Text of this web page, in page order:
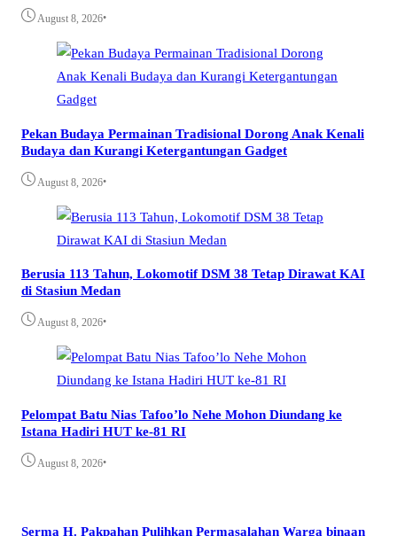
August 8, 2026•
Pekan Budaya Permainan Tradisional Dorong Anak Kenali
Budaya dan Kurangi Ketergantungan Gadget
August 8, 2026•
Berusia 113 Tahun, Lokomotif DSM 38 Tetap Dirawat KAI
di Stasiun Medan
August 8, 2026•
Pelompat Batu Nias Tafoo’lo Nehe Mohon Diundang ke
Istana Hadiri HUT ke-81 RI
August 8, 2026•
Serma H. Pakpahan Pulihkan Permasalahan Warga binaan